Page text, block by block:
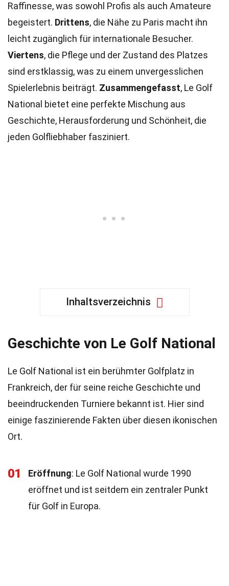
Raffinesse, was sowohl Profis als auch Amateure
begeistert. Drittens, die Nähe zu Paris macht ihn
leicht zugänglich für internationale Besucher.
Viertens, die Pflege und der Zustand des Platzes
sind erstklassig, was zu einem unvergesslichen
Spielerlebnis beiträgt. Zusammengefasst, Le Golf
National bietet eine perfekte Mischung aus
Geschichte, Herausforderung und Schönheit, die
jeden Golfliebhaber fasziniert.
Inhaltsverzeichnis
Geschichte von Le Golf National
Le Golf National ist ein berühmter Golfplatz in
Frankreich, der für seine reiche Geschichte und
beeindruckenden Turniere bekannt ist. Hier sind
einige faszinierende Fakten über diesen ikonischen
Ort.
01 Eröffnung: Le Golf National wurde 1990
eröffnet und ist seitdem ein zentraler Punkt
für Golf in Europa.